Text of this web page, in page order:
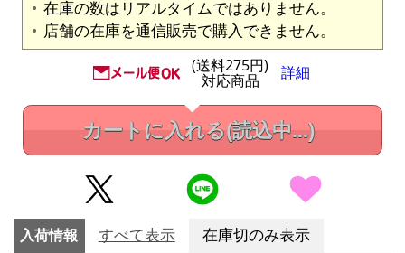
在庫の数はリアルタイムではありません。
店舗の在庫を通信販売で購入できません。
(送料275円)
対応商品 詳細
カートに入れる(読込中...)
入荷情報 すべて表示 在庫切のみ表示